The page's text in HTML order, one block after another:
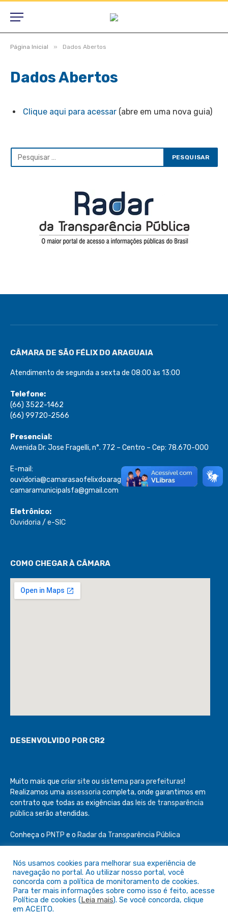
Página Inicial » Dados Abertos
Dados Abertos
Clique aqui para acessar (abre em uma nova guia)
CÂMARA DE SÃO FÉLIX DO ARAGUAIA
Atendimento de segunda a sexta de 08:00 às 13:00
Telefone:
(66) 3522-1462
(66) 99720-2566
Presencial:
Avenida Dr. Jose Fragelli, n°. 772 – Centro – Cep: 78.670-000
E-mail:
ouvidoria@camarasaofelixdoaraguaia.mt.gov.br
camaramunicipalsfa@gmail.com
Eletrônico:
Ouvidoria / e-SIC
COMO CHEGAR À CÂMARA
DESENVOLVIDO POR CR2
Muito mais que criar site ou sistema para prefeituras!
Realizamos uma assessoria completa, onde garantimos em
contrato que todas as exigências das leis de transparência
pública serão atendidas.
Conheça o PNTP e o Radar da Transparência Pública
Todos os direitos reservados a Câmara de São Félix do Araguaia
Nós usamos cookies para melhorar sua experiência de
navegação no portal. Ao utilizar nosso portal, você
concorda com a política de monitoramento de cookies.
Para ter mais informações sobre como isso é feito, acesse
Política de cookies (Leia mais). Se você concorda, clique
em ACEITO.